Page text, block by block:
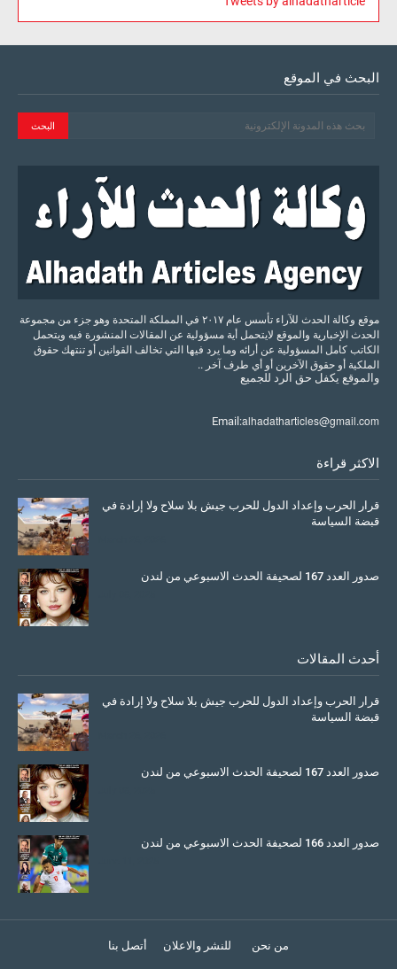
البحث في الموقع
موقع وكالة الحدث للآراء تأسس عام ٢٠١٧ في المملكة المتحدة وهو جزء من مجموعة
الحدث الإخبارية والموقع لايتحمل أية مسؤولية عن المقالات المنشورة فيه ويتحمل
الكاتب كامل المسؤولية عن أرائه وما يرد فيها التي تخالف القوانين أو تنتهك حقوق
الملكية أو حقوق الآخرين أو أي طرف آخر ..
والموقع يكفل حق الرد للجميع
Email:alhadatharticles@gmail.com
الاكثر قراءة
قرار الحرب وإعداد الدول للحرب جيش بلا سلاح ولا إرادة في
قبضة السياسة
صدور العدد 167 لصحيفة الحدث الاسبوعي من لندن
أحدث المقالات
قرار الحرب وإعداد الدول للحرب جيش بلا سلاح ولا إرادة في
قبضة السياسة
صدور العدد 167 لصحيفة الحدث الاسبوعي من لندن
صدور العدد 166 لصحيفة الحدث الاسبوعي من لندن
من نحن للنشر والاعلان أتصل بنا